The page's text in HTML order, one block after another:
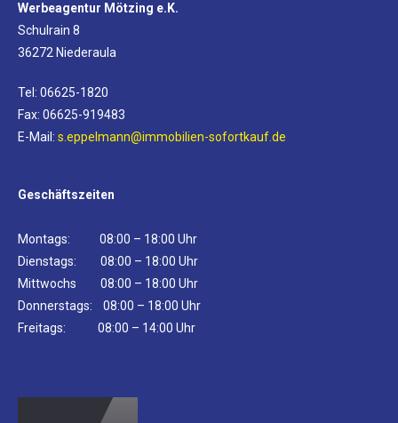
Werbeagentur Mötzing e.K.
Schulrain 8
36272 Niederaula
Tel: 06625-1820
Fax: 06625-919483
E-Mail: s.eppelmann@immobilien-sofortkauf.de
Geschäftszeiten
Montags: 08:00 – 18:00 Uhr
Dienstags: 08:00 – 18:00 Uhr
Mittwochs 08:00 – 18:00 Uhr
Donnerstags: 08:00 – 18:00 Uhr
Freitags: 08:00 – 14:00 Uhr